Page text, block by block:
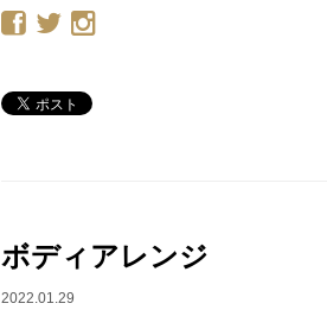
ボディアレンジ
2022.01.29